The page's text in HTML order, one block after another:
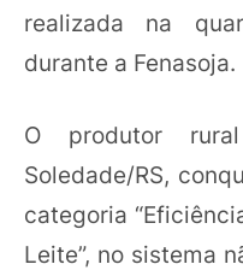
realizada na
durante a Fenasoja.
O produtor
Soledade/RS,
categoria
Leite”, no sistema